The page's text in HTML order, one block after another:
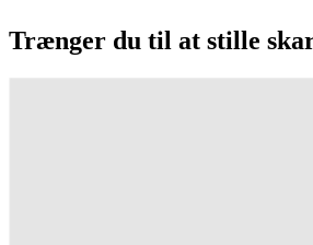
Trænger du til at stille